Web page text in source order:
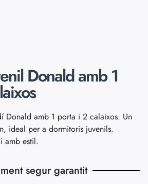
Donald amb 1
Donald amb 1 porta i 2 calaixos. Un
ideal per a dormitoris juvenils.
amb estil.
segur garantit